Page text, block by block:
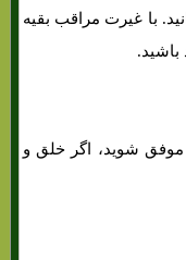
با غیرت مراقب بقیه
باشید.
موفق شوید، اگر خلق و